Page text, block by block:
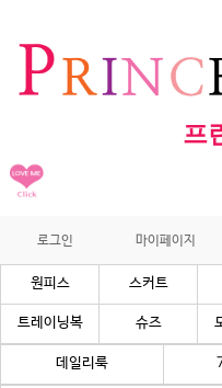
프
로그인 마이페이지
원피스 스커트
트레이닝복 슈즈
데일리룩